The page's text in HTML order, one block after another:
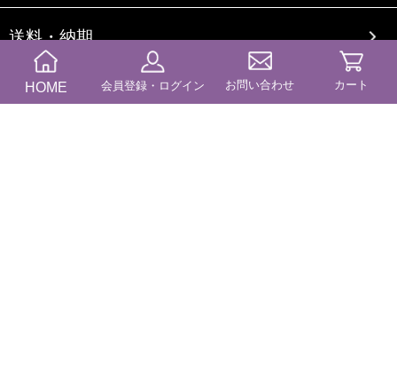
送料・納期
商品カテゴリー
HOME 会員登録・ログイン お問い合わせ カート